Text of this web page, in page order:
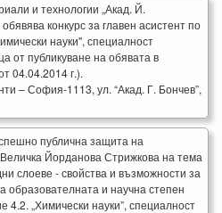
и технологии „Акад. Й.
конкурс за главен асистент по
науки", специалност
от публикуване на обявата в
04.04.2014 г.).
– София-1113, ул. “Акад. Г. Бончев”,
публична защита на
Йорданова Стрижкова на тема
слоеве - свойства и възможности за
образователната и научна степен
4.2. „Химически науки”, специалност